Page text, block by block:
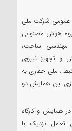
عمومی شرکت ملی
هوش مصنوعی
مهندسی ساخت،
و تجهیز نیروی
، ملی حفاری به
این همایش دو
همایش و کارگاه
نزدیک با